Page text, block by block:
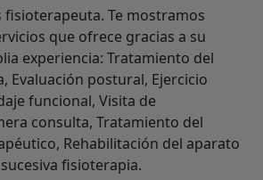
fisioterapeuta. Te mostramos
que ofrece gracias a su
experiencia: Tratamiento del
Evaluación postural, Ejercicio
funcional, Visita de
consulta, Tratamiento del
Rehabilitación del aparato
fisioterapia.